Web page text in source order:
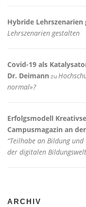
Hybride
Lehrszenarien gestalten
Covid-19 als
Dr. Deimann zu
normal»?
Erfolgsmodell
Campusmagazin an
“Teilhabe an Bildung
der digitalen
ARCHIV